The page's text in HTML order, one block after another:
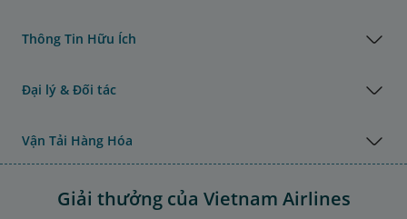
Thông Tin Hữu Ích
Đại lý & Đối tác
Vận Tải Hàng Hóa
Giải thưởng của Vietnam Airlines